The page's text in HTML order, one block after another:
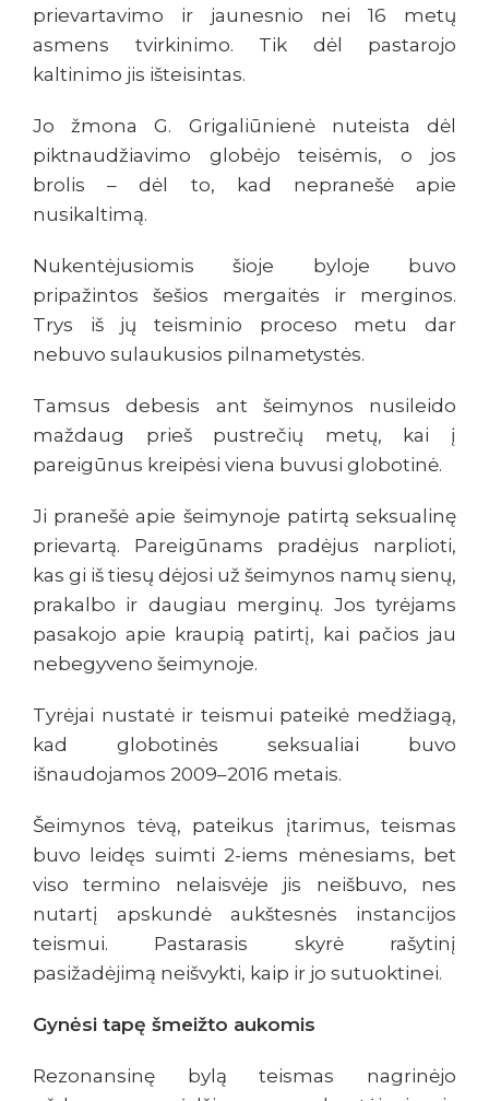
prievartavimo ir jaunesnio nei 16 metų
asmens tvirkinimo. Tik dėl pastarojo
kaltinimo jis išteisintas.
Jo žmona G. Grigaliūnienė nuteista dėl
piktnaudžiavimo globėjo teisėmis, o jos
brolis – dėl to, kad nepranešė apie
nusikaltimą.
Nukentėjusiomis šioje byloje buvo
pripažintos šešios mergaitės ir merginos.
Trys iš jų teisminio proceso metu dar
nebuvo sulaukusios pilnametystės.
Tamsus debesis ant šeimynos nusileido
maždaug prieš pustrečių metų, kai į
pareigūnus kreipėsi viena buvusi globotinė.
Ji pranešė apie šeimynoje patirtą seksualinę
prievartą. Pareigūnams pradėjus narplioti,
kas gi iš tiesų dėjosi už šeimynos namų sienų,
prakalbo ir daugiau merginų. Jos tyrėjams
pasakojo apie kraupią patirtį, kai pačios jau
nebegyveno šeimynoje.
Tyrėjai nustatė ir teismui pateikė medžiagą,
kad globotinės seksualiai buvo
išnaudojamos 2009–2016 metais.
Šeimynos tėvą, pateikus įtarimus, teismas
buvo leidęs suimti 2-iems mėnesiams, bet
viso termino nelaisvėje jis neišbuvo, nes
nutartį apskundė aukštesnės instancijos
teismui. Pastarasis skyrė rašytinį
pasižadėjimą neišvykti, kaip ir jo sutuoktinei.
Gynėsi tapę šmeižto aukomis
Rezonansinę bylą teismas nagrinėjo